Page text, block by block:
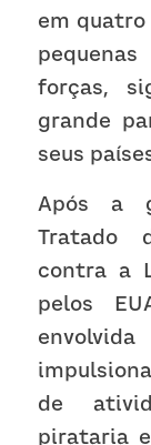
em
forças,
grande
seus
Após a
Tratado
contra a
pelos
de
pirataria